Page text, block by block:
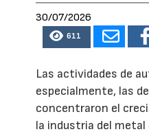
30/07/2026
611
Las actividades de
especialmente, las
concentraron el
la industria del